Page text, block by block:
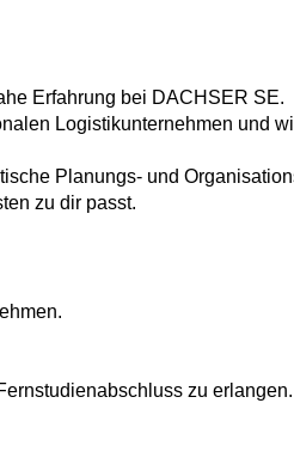
Erfahrung bei DACHSER SE.
Logistikunternehmen und
Planungs- und
zu dir passt.
zu erlangen.